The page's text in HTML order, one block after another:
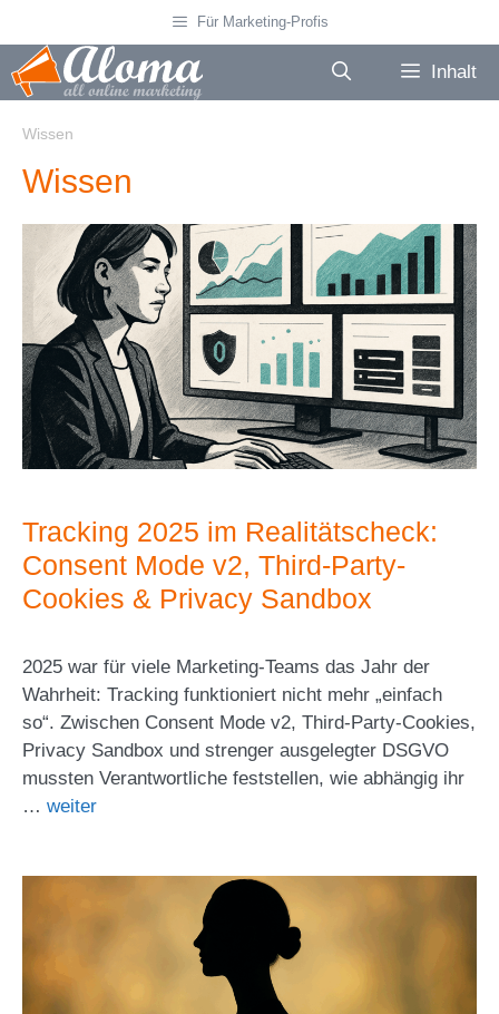
Inhalt
springen
Für Marketing-Profis
Inhalt
Wissen
Wissen
Tracking 2025 im Realitätscheck:
Consent Mode v2, Third-Party-
Cookies & Privacy Sandbox
2025 war für viele Marketing-Teams das Jahr der
Wahrheit: Tracking funktioniert nicht mehr „einfach
so“. Zwischen Consent Mode v2, Third-Party-Cookies,
Privacy Sandbox und strenger ausgelegter DSGVO
mussten Verantwortliche feststellen, wie abhängig ihr
… weiter